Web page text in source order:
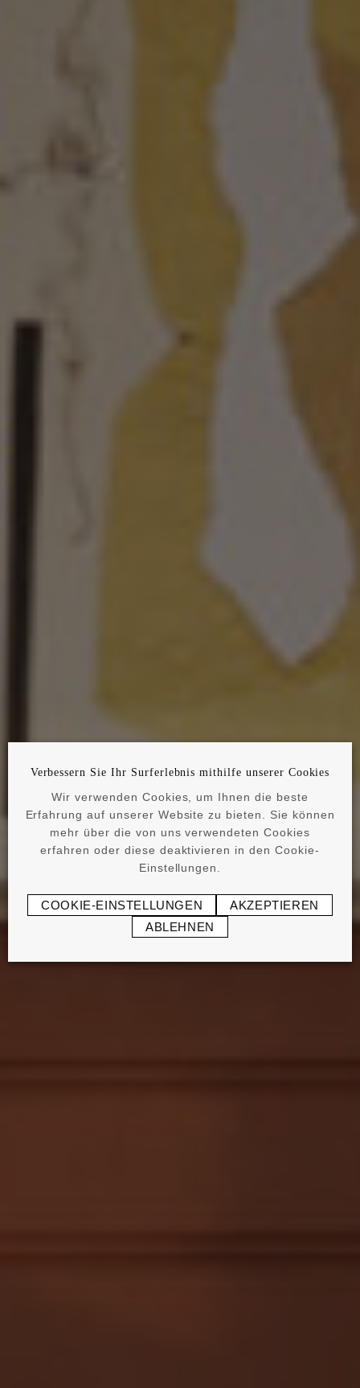
Verbessern Sie Ihr Surferlebnis mithilfe unserer Cookies
Wir verwenden Cookies, um Ihnen die beste
Erfahrung auf unserer Website zu bieten. Sie können
mehr über die von uns verwendeten Cookies
erfahren oder diese deaktivieren in den Cookie-
Einstellungen.
COOKIE-EINSTELLUNGEN
AKZEPTIEREN
ABLEHNEN